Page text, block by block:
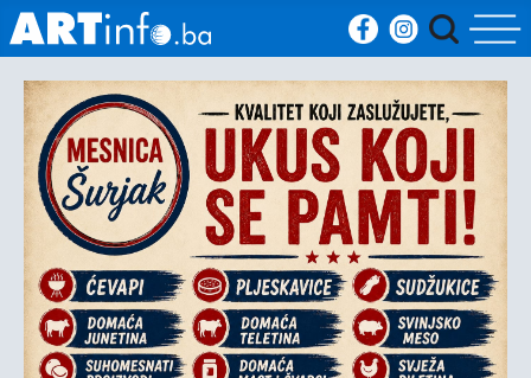
Početna
Vijesti
Sport
Kultura
Crna